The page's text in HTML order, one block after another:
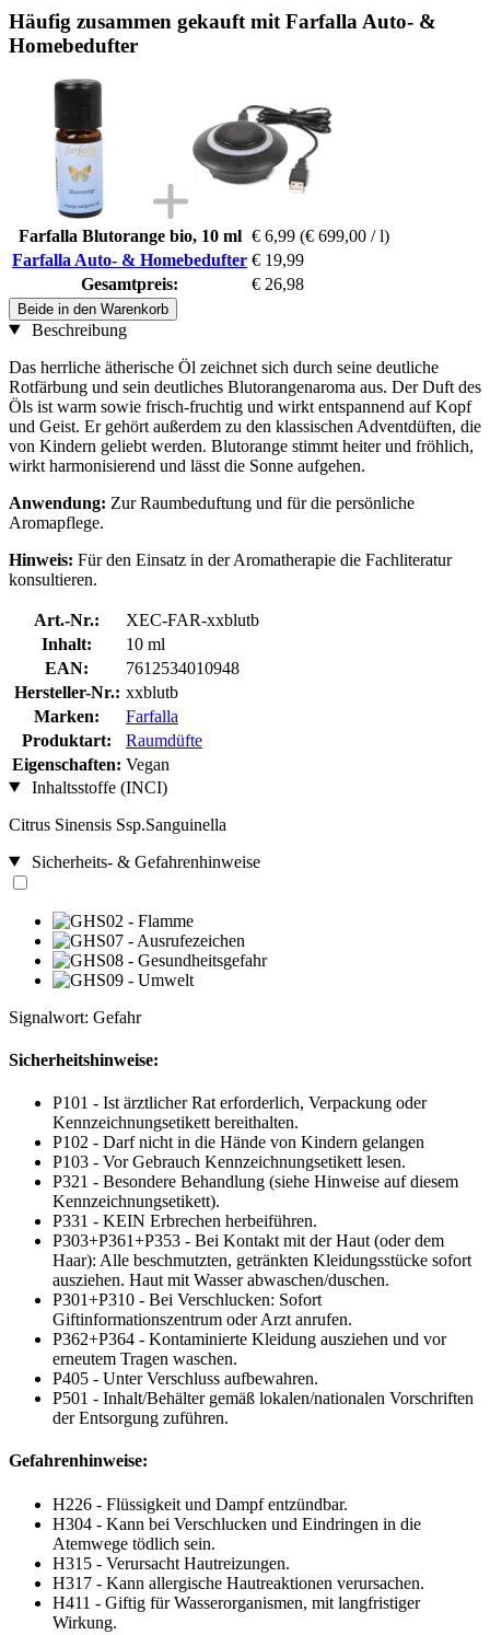
Häufig zusammen gekauft mit Farfalla Auto- &
Homebedufter
Farfalla Blutorange bio, 10 ml € 6,99 (€ 699,00 / l)
Farfalla Auto- & Homebedufter € 19,99
Gesamtpreis:
€ 26,98
Beide in den Warenkorb
Beschreibung
Das herrliche ätherische Öl zeichnet sich durch seine deutliche
Rotfärbung und sein deutliches Blutorangenaroma aus. Der Duft des
Öls ist warm sowie frisch-fruchtig und wirkt entspannend auf Kopf
und Geist. Er gehört außerdem zu den klassischen Adventdüften, die
von Kindern geliebt werden. Blutorange stimmt heiter und fröhlich,
wirkt harmonisierend und lässt die Sonne aufgehen.
Anwendung: Zur Raumbeduftung und für die persönliche
Aromapflege.
Hinweis: Für den Einsatz in der Aromatherapie die Fachliteratur
konsultieren.
Art.-Nr.:
XEC-FAR-xxblutb
Inhalt:
10 ml
EAN:
7612534010948
Hersteller-Nr.: xxblutb
Marken:
Farfalla
Produktart:
Raumdüfte
Eigenschaften: Vegan
Inhaltsstoffe (INCI)
Citrus Sinensis Ssp.Sanguinella
Sicherheits- & Gefahrenhinweise
Signalwort: Gefahr
Sicherheitshinweise:
P101 - Ist ärztlicher Rat erforderlich, Verpackung oder
Kennzeichnungsetikett bereithalten.
P102 - Darf nicht in die Hände von Kindern gelangen
P103 - Vor Gebrauch Kennzeichnungsetikett lesen.
P321 - Besondere Behandlung (siehe Hinweise auf diesem
Kennzeichnungsetikett).
P331 - KEIN Erbrechen herbeiführen.
P303+P361+P353 - Bei Kontakt mit der Haut (oder dem
Haar): Alle beschmutzten, getränkten Kleidungsstücke sofort
ausziehen. Haut mit Wasser abwaschen/duschen.
P301+P310 - Bei Verschlucken: Sofort
Giftinformationszentrum oder Arzt anrufen.
P362+P364 - Kontaminierte Kleidung ausziehen und vor
erneutem Tragen waschen.
P405 - Unter Verschluss aufbewahren.
P501 - Inhalt/Behälter gemäß lokalen/nationalen Vorschriften
der Entsorgung zuführen.
Gefahrenhinweise:
H226 - Flüssigkeit und Dampf entzündbar.
H304 - Kann bei Verschlucken und Eindringen in die
Atemwege tödlich sein.
H315 - Verursacht Hautreizungen.
H317 - Kann allergische Hautreaktionen verursachen.
H411 - Giftig für Wasserorganismen, mit langfristiger
Wirkung.